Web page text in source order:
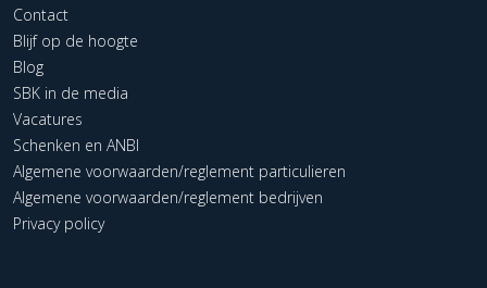
Contact
Blijf op de hoogte
Blog
SBK in de media
Vacatures
Schenken en ANBI
Algemene voorwaarden/reglement particulieren
Algemene voorwaarden/reglement bedrijven
Privacy policy